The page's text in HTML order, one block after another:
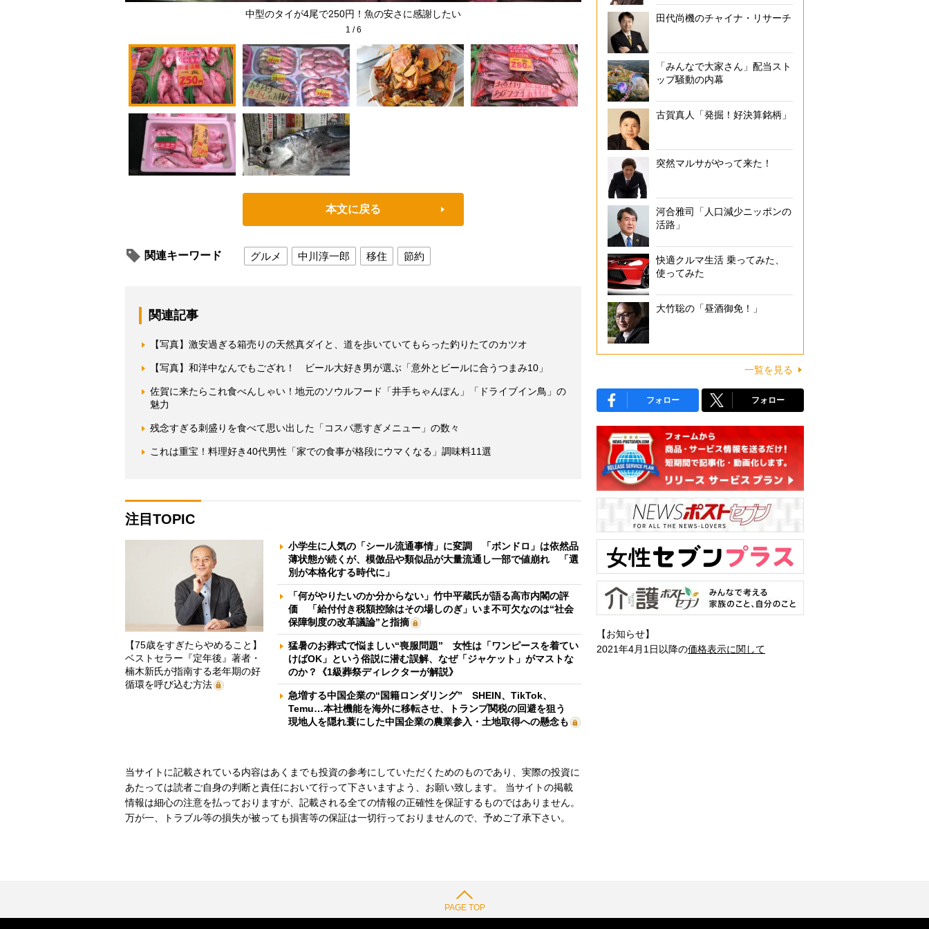
中型のタイが4尾で250円！魚の安さに感謝したい 1かごに小型のタイが10匹入ってなんと380円！
1 /6
本文に戻る
関連キーワード グルメ 中川淳一郎 移住 節約
関連記事
【写真】激安過ぎる箱売りの天然真ダイと、道を歩いていてもらった釣りたてのカツオ
【写真】和洋中なんでもござれ！ ビール大好き男が選ぶ「意外とビールに合うつまみ10」
佐賀に来たらこれ食べんしゃい！地元のソウルフード「井手ちゃんぽん」「ドライブイン鳥」の
魅力
残念すぎる刺盛りを食べて思い出した「コスパ悪すぎメニュー」の数々
これは重宝！料理好き40代男性「家での食事が格段にウマくなる」調味料11選
注目TOPIC
【75歳をすぎたらやめること】
ベストセラー『定年後』著者・
楠木新氏が指南する老年期の好
循環を呼び込む方法
小学生に人気の「シール流通事情」に変調 「ボンドロ」は依然品
薄状態が続くが、模倣品や類似品が大量流通し一部で値崩れ 「選
別が本格化する時代に」
「何がやりたいのか分からない」竹中平蔵氏が語る高市内閣の評
価 「給付付き税額控除はその場しのぎ」いま不可欠なのは“社会
保障制度の改革議論”と指摘
猛暑のお葬式で悩ましい“喪服問題” 女性は「ワンピースを着てい
けばOK」という俗説に潜む誤解、なぜ「ジャケット」がマストな
のか？《1級葬祭ディレクターが解説》
急増する中国企業の“国籍ロンダリング” SHEIN、TikTok、
Temu…本社機能を海外に移転させ、トランプ関税の回避を狙う
現地人を隠れ蓑にした中国企業の農業参入・土地取得への懸念も
当サイトに記載されている内容はあくまでも投資の参考にしていただくためのものであり、実際の投資に
あたっては読者ご自身の判断と責任において行って下さいますよう、お願い致します。 当サイトの掲載
情報は細心の注意を払っておりますが、記載される全ての情報の正確性を保証するものではありません。
万が一、トラブル等の損失が被っても損害等の保証は一切行っておりませんので、予めご了承下さい。
田代尚機のチャイナ・リサーチ
「みんなで大家さん」配当スト
ップ騒動の内幕
古賀真人「発掘！好決算銘柄」
突然マルサがやって来た！
河合雅司「人口減少ニッポンの
活路」
快適クルマ生活 乗ってみた、
使ってみた
大竹聡の「昼酒御免！」
一覧を見る
フォロー フォロー
【お知らせ】
2021年4月1日以降の価格表示に関して
PAGE TOP